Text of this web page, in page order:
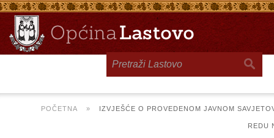
POČETNA » IZVJEŠĆE O PROVEDENOM JAVNOM
REDU